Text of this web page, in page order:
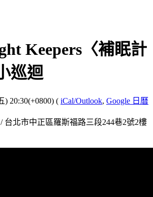
Keepers〈補眠計
巡迴
) 20:30(+0800) ( iCal/Outlook, Google 日曆
台北市中正區羅斯福路三段244巷2號2樓